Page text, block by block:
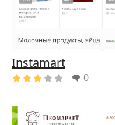
Instamart
0